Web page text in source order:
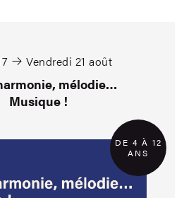
Vendredi 21 août
mélodie…
Musique !
DE 4 À 12
ANS